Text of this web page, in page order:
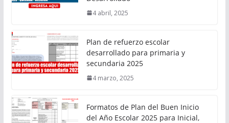
4 abril, 2025
Plan de refuerzo escolar
desarrollado para primaria y
secundaria 2025
4 marzo, 2025
Formatos de Plan del Buen Inicio
del Año Escolar 2025 para Inicial,